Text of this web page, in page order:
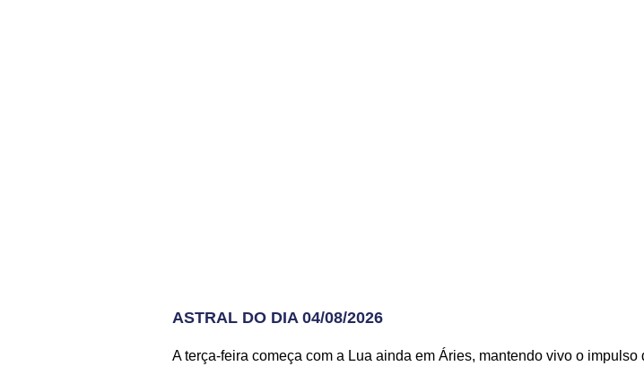
ASTRAL DO DIA 04/08/2026
A terça-feira começa com a Lua ainda em Áries, mantendo vivo o impulso